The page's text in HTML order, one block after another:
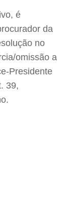
é
da
no
omissão a
Presidente
39,